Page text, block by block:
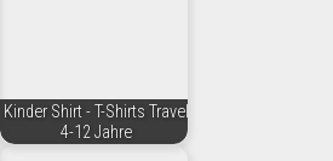
Kinder Shirt - T-Shirts Travel
4-12 Jahre